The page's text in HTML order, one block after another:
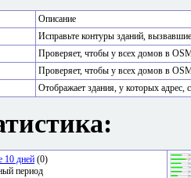
Описание
Исправьте контуры зданий,
Проверяет, чтобы у всех домов в
Проверяет, чтобы у всех домов в
Отображает здания, у которых адрес,
10 дней (0)
период